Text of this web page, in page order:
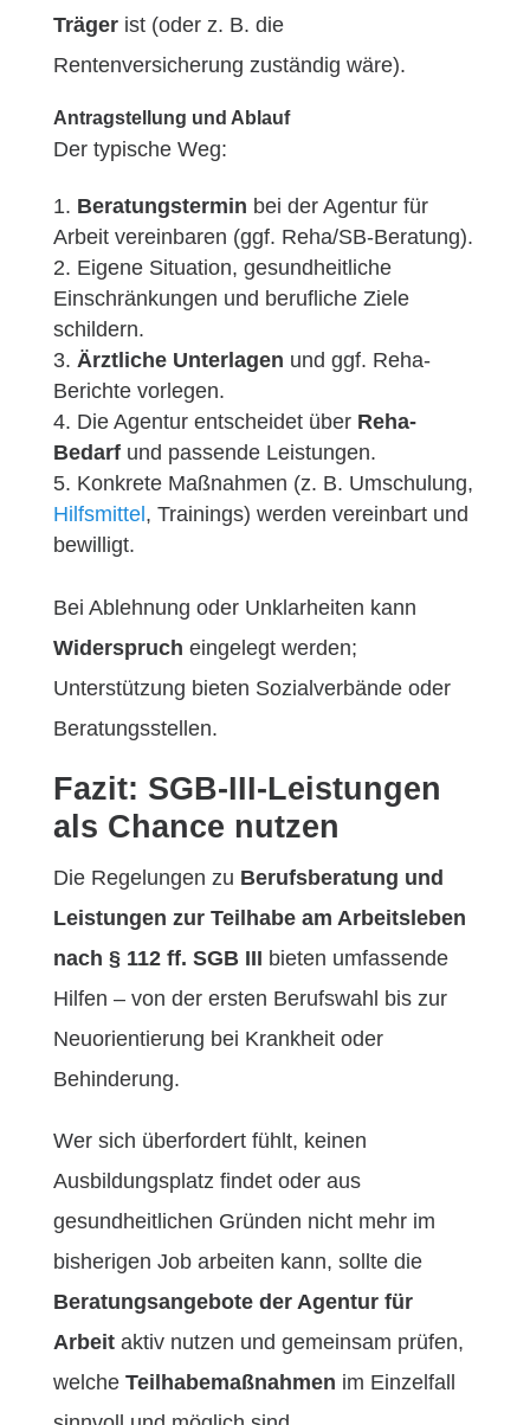
Trägerist (oder z. B. die
Rentenversicherung zuständig wäre).
Antragstellung und Ablauf
Der typische Weg:
Beratungstermin bei der Agentur für
Arbeit vereinbaren (ggf. Reha/SB-Beratung).
Eigene Situation, gesundheitliche
Einschränkungen und berufliche Ziele
schildern.
Ärztliche Unterlagen und ggf. Reha-
Berichte vorlegen.
Die Agentur entscheidet über Reha-
Bedarfund passende Leistungen.
Konkrete Maßnahmen (z. B. Umschulung,
Hilfsmittel , Trainings) werden vereinbart und
bewilligt.
Bei Ablehnung oder Unklarheiten kann
Widerspruch eingelegt werden;
Unterstützung bieten Sozialverbände oder
Beratungsstellen.
Fazit: SGB-III-Leistungen
als Chance nutzen
Die Regelungen zu Berufsberatung und
Leistungen zur Teilhabe am Arbeitsleben
nach § 112 ff. SGB III bieten umfassende
Hilfen – von der ersten Berufswahl bis zur
Neuorientierung bei Krankheit oder
Behinderung.
Wer sich überfordert fühlt, keinen
Ausbildungsplatz findet oder aus
gesundheitlichen Gründen nicht mehr im
bisherigen Job arbeiten kann, sollte die
Beratungsangebote der Agentur für
Arbeitaktiv nutzen und gemeinsam prüfen,
welche Teilhabemaßnahmen im Einzelfall